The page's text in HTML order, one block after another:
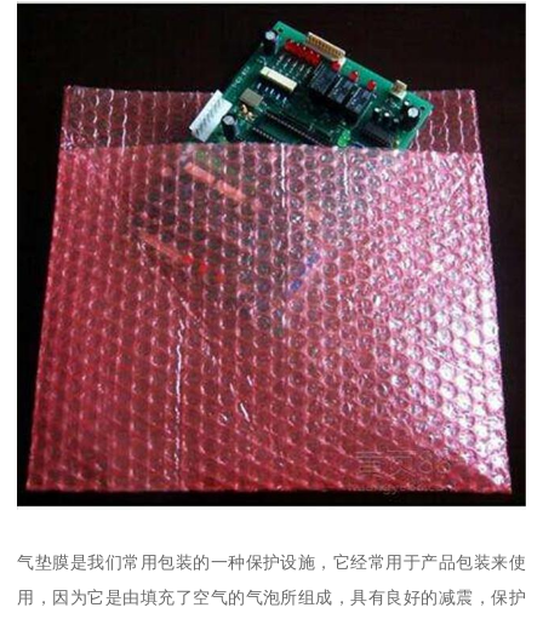
气垫膜是我们常用包装的一种保护设施，它经常用于产品包装来使
用，因为它是由填充了空气的气泡所组成，具有良好的减震，保护